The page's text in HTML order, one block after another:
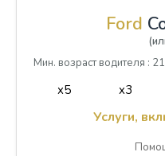
Ford
Мин. возраст водителя :
x5 x3
Услуги,